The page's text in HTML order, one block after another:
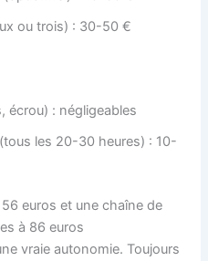
ou trois) : 30-50 €
écrou) : négligeables
les 20-30 heures) : 10-
euros et une chaîne de
à 86 euros
vraie autonomie. Toujours